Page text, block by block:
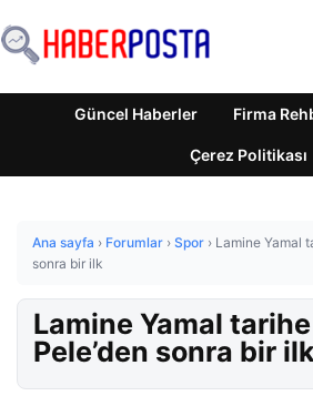
Güncel Haberler Firma
Çerez Politikası
Ana sayfa › Forumlar › Spor › Lamine Yamal
sonra bir ilk
Lamine Yamal
Pele’den sonra bir